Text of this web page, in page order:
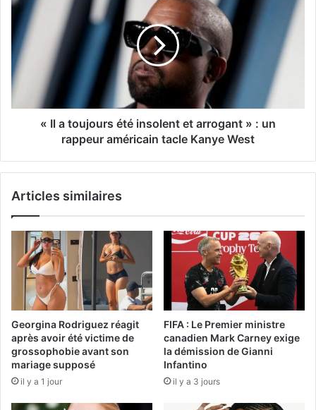
« Il a toujours été insolent et arrogant » : un
rappeur américain tacle Kanye West
Articles similaires
Georgina Rodriguez réagit
après avoir été victime de
grossophobie avant son
mariage supposé
il y a 1 jour
FIFA : Le Premier ministre
canadien Mark Carney exige
la démission de Gianni
Infantino
il y a 3 jours